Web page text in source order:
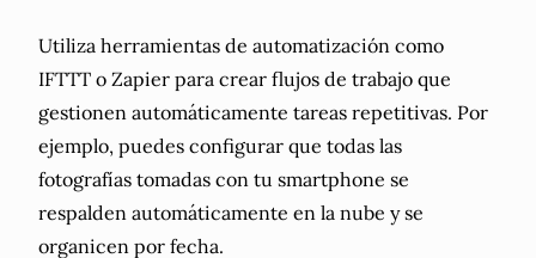
Utiliza herramientas de automatización como
IFTTT o Zapier para crear flujos de trabajo que
gestionen automáticamente tareas repetitivas. Por
ejemplo, puedes configurar que todas las
fotografías tomadas con tu smartphone se
respalden automáticamente en la nube y se
organicen por fecha.